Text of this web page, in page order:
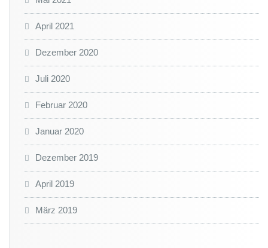
April 2021
Dezember 2020
Juli 2020
Februar 2020
Januar 2020
Dezember 2019
April 2019
März 2019